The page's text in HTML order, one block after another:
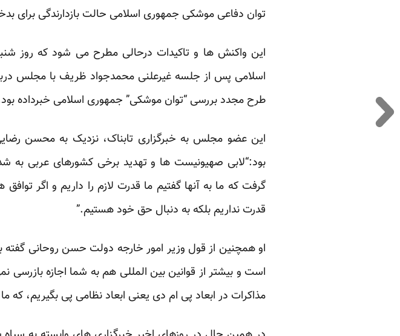
توان دفاعی موشکی جمهوری اسلامی حالت بازدارندگی برای
اسلامی پس از جلسه غیرعلنی محمدجواد ظریف با مجلس
طرح مجدد بررسی “توان موشکی” جمهوری اسلامی خبرداده
این عضو مجلس به خبرگزاری تابناک، نزدیک به محسن
بود:“لابی صهیونیست ها و تهدید برخی کشورهای عربی به
گرفت که ما به آنها گفتیم ما قدرت لازم را داریم و اگر
قدرت نداریم بلکه به دنبال حق خود هستیم.”
او همچنین از قول وزیر امور خارجه دولت حسن روحانی گفته
است و بیشتر از قوانین بین المللی هم به شما اجازه بازرسی
مذاکرات در ابعاد پی ام دی یعنی ابعاد نظامی پی بگیریم،